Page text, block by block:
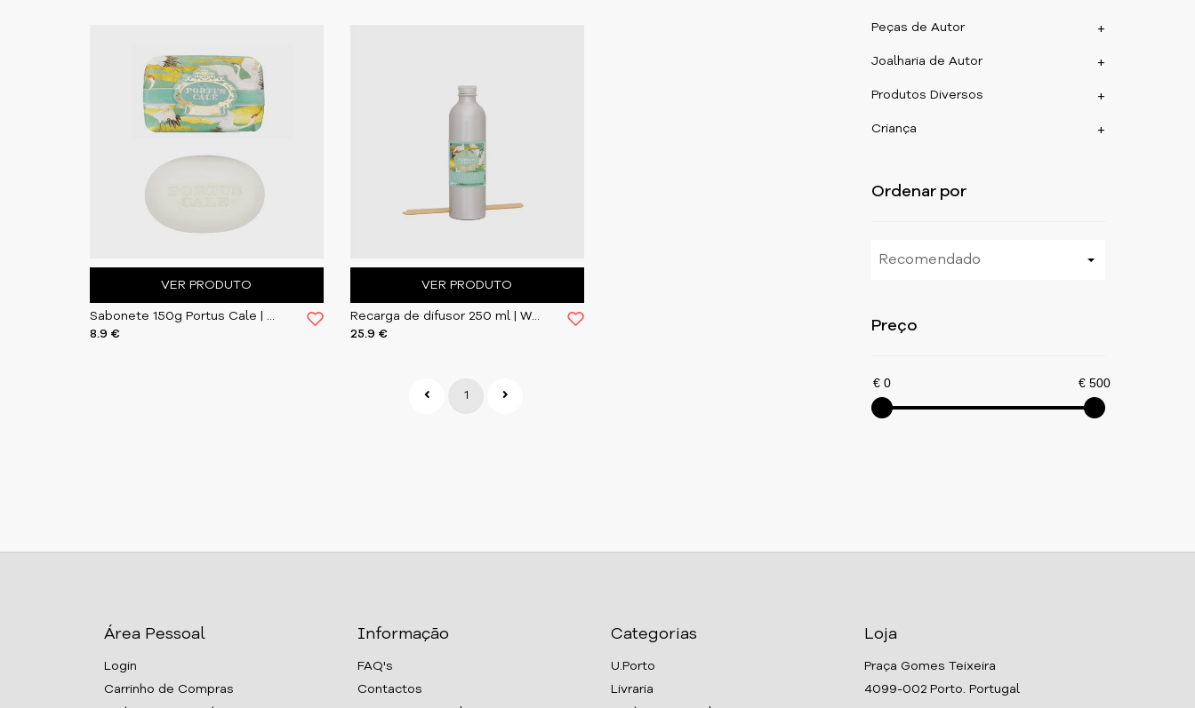
VER PRODUTO
Sabonete 150g Portus Cale | White Crane
8.9 €
VER PRODUTO
Recarga de difusor 250 ml | White Crane
25.9 €
1
+
Peças de Autor
+
Joalharia de Autor
+
Produtos Diversos
+
Criança
Ordenar por
Recomendado
Preço
€ 0 € 500
Área Pessoal
Login
Carrinho de Compras
Informação
FAQ's
Contactos
Categorias
U.Porto
Livraria
Loja
Praça Gomes Teixeira
4099-002 Porto. Portugal